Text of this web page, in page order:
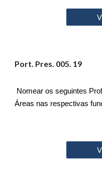
Port. Pres. 005. 19
Nomear os seguintes
Áreas nas respectivas